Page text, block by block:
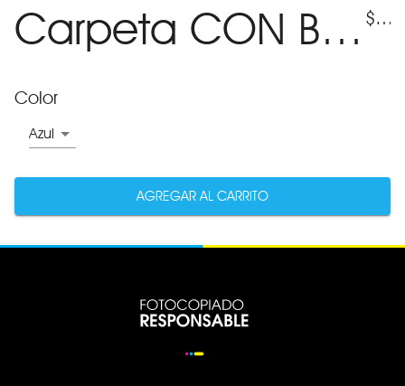
Carpeta CON BOTON $
75
Color
Azul
AGREGAR AL CARRITO